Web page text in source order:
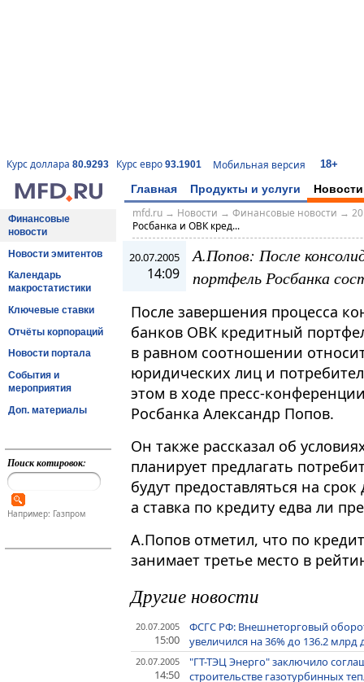
Курс доллара 80.9293 Курс евро 93.1901 Мобильная версия 18+
Главная Продукты и услуги Новости
Финансовые
новости
Новости эмитентов
Календарь
макростатистики
Ключевые ставки
Отчёты корпораций
Новости портала
События и
мероприятия
Доп. материалы
Поиск котировок:
Например: Газпром
mfd.ru→ Новости → Финансовые новости →
Росбанка и ОВК кред...
20.07.2005
14:09
А.Попов: После
портфель Росбанка
После завершения процесса
банков ОВК кредитный
в равном соотношении
юридических лиц и
этом в ходе пресс-
Росбанка Александр Попов.
Он также рассказал об
планирует предлагать
будут предоставляться на
а ставка по кредиту едва ли
А.Попов отметил, что по
занимает третье место в
Другие новости
20.07.2005
15:00
ФСГС РФ: Внешнеторговый
увеличился на 36% до 136.2 млрд
20.07.2005
14:50
"ГТ-ТЭЦ Энерго" заключило
строительстве газотурбинных